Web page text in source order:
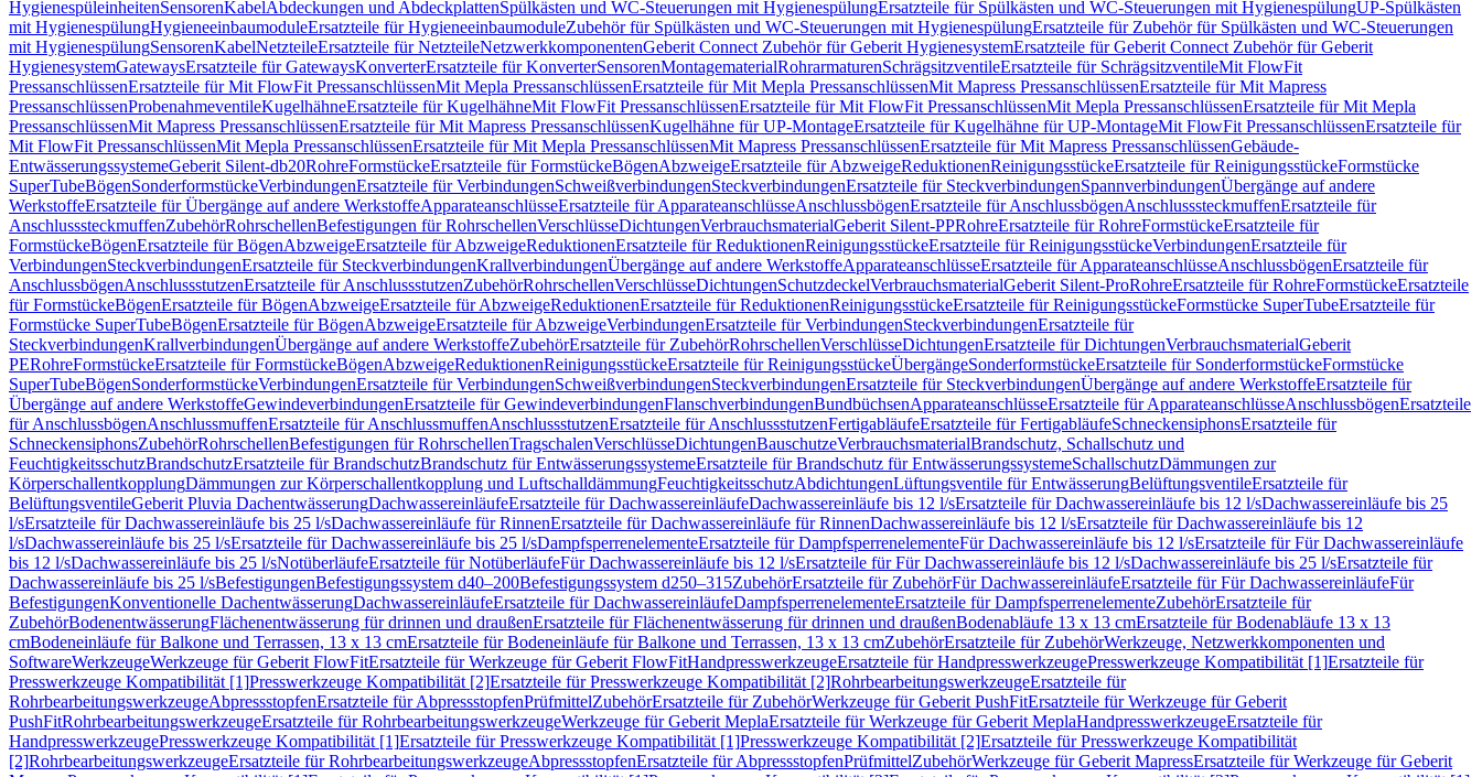
HygienespüleinheitenSensorenKabelAbdeckungen und AbdeckplattenSpülkästen und WC-Steuerungen mit HygienespülungErsatzteile für Spülkästen und WC-Steuerungen mit HygienespülungUP-Spülkästen
mit HygienespülungHygieneeinbaumoduleErsatzteile für HygieneeinbaumoduleZubehör für Spülkästen und WC-Steuerungen mit HygienespülungErsatzteile für Zubehör für Spülkästen und WC-Steuerungen
mit HygienespülungSensorenKabelNetzteileErsatzteile für NetzteileNetzwerkkomponentenGeberit Connect Zubehör für Geberit HygienesystemErsatzteile für Geberit Connect Zubehör für Geberit
HygienesystemGatewaysErsatzteile für GatewaysKonverterErsatzteile für KonverterSensorenMontagematerialRohrarmaturenSchrägsitzventileErsatzteile für SchrägsitzventileMit FlowFit
PressanschlüssenErsatzteile für Mit FlowFit PressanschlüssenMit Mepla PressanschlüssenErsatzteile für Mit Mepla PressanschlüssenMit Mapress PressanschlüssenErsatzteile für Mit Mapress
PressanschlüssenProbenahmeventileKugelhähneErsatzteile für KugelhähneMit FlowFit PressanschlüssenErsatzteile für Mit FlowFit PressanschlüssenMit Mepla PressanschlüssenErsatzteile für Mit Mepla
PressanschlüssenMit Mapress PressanschlüssenErsatzteile für Mit Mapress PressanschlüssenKugelhähne für UP-MontageErsatzteile für Kugelhähne für UP-MontageMit FlowFit PressanschlüssenErsatzteile für
Mit FlowFit PressanschlüssenMit Mepla PressanschlüssenErsatzteile für Mit Mepla PressanschlüssenMit Mapress PressanschlüssenErsatzteile für Mit Mapress PressanschlüssenGebäude-
EntwässerungssystemeGeberit Silent-db20RohreFormstückeErsatzteile für FormstückeBögenAbzweigeErsatzteile für AbzweigeReduktionenReinigungsstückeErsatzteile für ReinigungsstückeFormstücke
SuperTubeBögenSonderformstückeVerbindungenErsatzteile für VerbindungenSchweißverbindungenSteckverbindungenErsatzteile für SteckverbindungenSpannverbindungenÜbergänge auf andere
WerkstoffeErsatzteile für Übergänge auf andere WerkstoffeApparateanschlüsseErsatzteile für ApparateanschlüsseAnschlussbögenErsatzteile für AnschlussbögenAnschlusssteckmuffenErsatzteile für
AnschlusssteckmuffenZubehörRohrschellenBefestigungen für RohrschellenVerschlüsseDichtungenVerbrauchsmaterialGeberit Silent-PPRohreErsatzteile für RohreFormstückeErsatzteile für
FormstückeBögenErsatzteile für BögenAbzweigeErsatzteile für AbzweigeReduktionenErsatzteile für ReduktionenReinigungsstückeErsatzteile für ReinigungsstückeVerbindungenErsatzteile für
VerbindungenSteckverbindungenErsatzteile für SteckverbindungenKrallverbindungenÜbergänge auf andere WerkstoffeApparateanschlüsseErsatzteile für ApparateanschlüsseAnschlussbögenErsatzteile für
AnschlussbögenAnschlussstutzenErsatzteile für AnschlussstutzenZubehörRohrschellenVerschlüsseDichtungenSchutzdeckelVerbrauchsmaterialGeberit Silent-ProRohreErsatzteile für RohreFormstückeErsatzteile
für FormstückeBögenErsatzteile für BögenAbzweigeErsatzteile für AbzweigeReduktionenErsatzteile für ReduktionenReinigungsstückeErsatzteile für ReinigungsstückeFormstücke SuperTubeErsatzteile für
Formstücke SuperTubeBögenErsatzteile für BögenAbzweigeErsatzteile für AbzweigeVerbindungenErsatzteile für VerbindungenSteckverbindungenErsatzteile für
SteckverbindungenKrallverbindungenÜbergänge auf andere WerkstoffeZubehörErsatzteile für ZubehörRohrschellenVerschlüsseDichtungenErsatzteile für DichtungenVerbrauchsmaterialGeberit
PERohreFormstückeErsatzteile für FormstückeBögenAbzweigeReduktionenReinigungsstückeErsatzteile für ReinigungsstückeÜbergängeSonderformstückeErsatzteile für SonderformstückeFormstücke
SuperTubeBögenSonderformstückeVerbindungenErsatzteile für VerbindungenSchweißverbindungenSteckverbindungenErsatzteile für SteckverbindungenÜbergänge auf andere WerkstoffeErsatzteile für
Übergänge auf andere WerkstoffeGewindeverbindungenErsatzteile für GewindeverbindungenFlanschverbindungenBundbüchsenApparateanschlüsseErsatzteile für ApparateanschlüsseAnschlussbögenErsatzteile
für AnschlussbögenAnschlussmuffenErsatzteile für AnschlussmuffenAnschlussstutzenErsatzteile für AnschlussstutzenFertigabläufeErsatzteile für FertigabläufeSchneckensiphonsErsatzteile für
SchneckensiphonsZubehörRohrschellenBefestigungen für RohrschellenTragschalenVerschlüsseDichtungenBauschutzeVerbrauchsmaterialBrandschutz, Schallschutz und
FeuchtigkeitsschutzBrandschutzErsatzteile für BrandschutzBrandschutz für EntwässerungssystemeErsatzteile für Brandschutz für EntwässerungssystemeSchallschutzDämmungen zur
KörperschallentkopplungDämmungen zur Körperschallentkopplung und LuftschalldämmungFeuchtigkeitsschutzAbdichtungenLüftungsventile für EntwässerungBelüftungsventileErsatzteile für
BelüftungsventileGeberit Pluvia DachentwässerungDachwassereinläufeErsatzteile für DachwassereinläufeDachwassereinläufe bis 12 l/sErsatzteile für Dachwassereinläufe bis 12 l/sDachwassereinläufe bis 25
l/sErsatzteile für Dachwassereinläufe bis 25 l/sDachwassereinläufe für RinnenErsatzteile für Dachwassereinläufe für RinnenDachwassereinläufe bis 12 l/sErsatzteile für Dachwassereinläufe bis 12
l/sDachwassereinläufe bis 25 l/sErsatzteile für Dachwassereinläufe bis 25 l/sDampfsperrenelementeErsatzteile für DampfsperrenelementeFür Dachwassereinläufe bis 12 l/sErsatzteile für Für Dachwassereinläufe
bis 12 l/sDachwassereinläufe bis 25 l/sNotüberläufeErsatzteile für NotüberläufeFür Dachwassereinläufe bis 12 l/sErsatzteile für Für Dachwassereinläufe bis 12 l/sDachwassereinläufe bis 25 l/sErsatzteile für
Dachwassereinläufe bis 25 l/sBefestigungenBefestigungssystem d40–200Befestigungssystem d250–315ZubehörErsatzteile für ZubehörFür DachwassereinläufeErsatzteile für Für DachwassereinläufeFür
BefestigungenKonventionelle DachentwässerungDachwassereinläufeErsatzteile für DachwassereinläufeDampfsperrenelementeErsatzteile für DampfsperrenelementeZubehörErsatzteile für
ZubehörBodenentwässerungFlächenentwässerung für drinnen und draußenErsatzteile für Flächenentwässerung für drinnen und draußenBodenabläufe 13 x 13 cmErsatzteile für Bodenabläufe 13 x 13
cmBodeneinläufe für Balkone und Terrassen, 13 x 13 cmErsatzteile für Bodeneinläufe für Balkone und Terrassen, 13 x 13 cmZubehörErsatzteile für ZubehörWerkzeuge, Netzwerkkomponenten und
SoftwareWerkzeugeWerkzeuge für Geberit FlowFitErsatzteile für Werkzeuge für Geberit FlowFitHandpresswerkzeugeErsatzteile für HandpresswerkzeugePresswerkzeuge Kompatibilität [1]Ersatzteile für
Presswerkzeuge Kompatibilität [1]Presswerkzeuge Kompatibilität [2]Ersatzteile für Presswerkzeuge Kompatibilität [2]RohrbearbeitungswerkzeugeErsatzteile für
RohrbearbeitungswerkzeugeAbpressstopfenErsatzteile für AbpressstopfenPrüfmittelZubehörErsatzteile für ZubehörWerkzeuge für Geberit PushFitErsatzteile für Werkzeuge für Geberit
PushFitRohrbearbeitungswerkzeugeErsatzteile für RohrbearbeitungswerkzeugeWerkzeuge für Geberit MeplaErsatzteile für Werkzeuge für Geberit MeplaHandpresswerkzeugeErsatzteile für
HandpresswerkzeugePresswerkzeuge Kompatibilität [1]Ersatzteile für Presswerkzeuge Kompatibilität [1]Presswerkzeuge Kompatibilität [2]Ersatzteile für Presswerkzeuge Kompatibilität
[2]RohrbearbeitungswerkzeugeErsatzteile für RohrbearbeitungswerkzeugeAbpressstopfenErsatzteile für AbpressstopfenPrüfmittelZubehörWerkzeuge für Geberit MapressErsatzteile für Werkzeuge für Geberit